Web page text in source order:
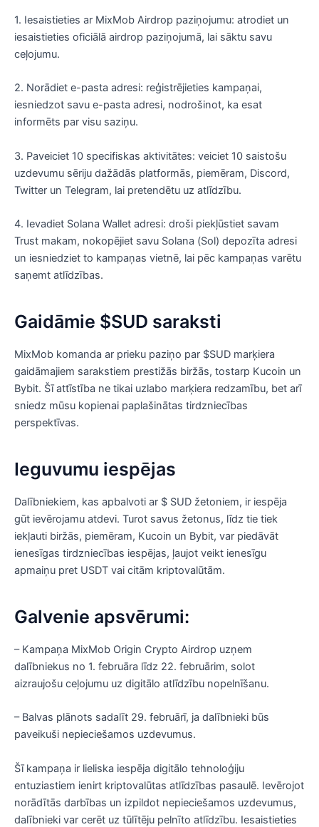
1. Iesaistieties ar MixMob Airdrop paziņojumu: atrodiet un
iesaistieties oficiālā airdrop paziņojumā, lai sāktu savu
ceļojumu.
2. Norādiet e-pasta adresi: reģistrējieties kampaņai,
iesniedzot savu e-pasta adresi, nodrošinot, ka esat
informēts par visu saziņu.
3. Paveiciet 10 specifiskas aktivitātes: veiciet 10 saistošu
uzdevumu sēriju dažādās platformās, piemēram, Discord,
Twitter un Telegram, lai pretendētu uz atlīdzību.
4. Ievadiet Solana Wallet adresi: droši piekļūstiet savam
Trust makam, nokopējiet savu Solana (Sol) depozīta adresi
un iesniedziet to kampaņas vietnē, lai pēc kampaņas varētu
saņemt atlīdzības.
Gaidāmie $SUD saraksti
MixMob komanda ar prieku paziņo par $SUD marķiera
gaidāmajiem sarakstiem prestižās biržās, tostarp Kucoin un
Bybit. Šī attīstība ne tikai uzlabo marķiera redzamību, bet arī
sniedz mūsu kopienai paplašinātas tirdzniecības
perspektīvas.
Ieguvumu iespējas
Dalībniekiem, kas apbalvoti ar $ SUD žetoniem, ir iespēja
gūt ievērojamu atdevi. Turot savus žetonus, līdz tie tiek
iekļauti biržās, piemēram, Kucoin un Bybit, var piedāvāt
ienesīgas tirdzniecības iespējas, ļaujot veikt ienesīgu
apmaiņu pret USDT vai citām kriptovalūtām.
Galvenie apsvērumi:
– Kampaņa MixMob Origin Crypto Airdrop uzņem
dalībniekus no 1. februāra līdz 22. februārim, solot
aizraujošu ceļojumu uz digitālo atlīdzību nopelnīšanu.
– Balvas plānots sadalīt 29. februārī, ja dalībnieki būs
paveikuši nepieciešamos uzdevumus.
Šī kampaņa ir lieliska iespēja digitālo tehnoloģiju
entuziastiem ienirt kriptovalūtas atlīdzības pasaulē. Ievērojot
norādītās darbības un izpildot nepieciešamos uzdevumus,
dalībnieki var cerēt uz tūlītēju pelnīto atlīdzību. Iesaistieties